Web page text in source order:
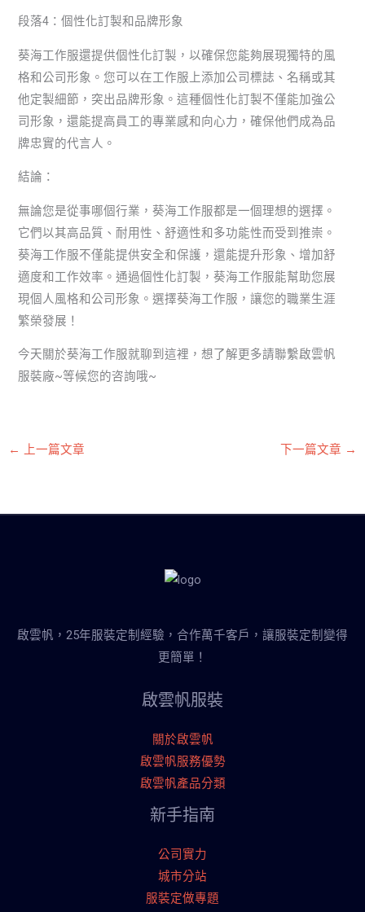
段落4：個性化訂製和品牌形象
葵海工作服還提供個性化訂製，以確保您能夠展現獨特的風
格和公司形象。您可以在工作服上添加公司標誌、名稱或其
他定製細節，突出品牌形象。這種個性化訂製不僅能加強公
司形象，還能提高員工的專業感和向心力，確保他們成為品
牌忠實的代言人。
結論：
無論您是從事哪個行業，葵海工作服都是一個理想的選擇。
它們以其高品質、耐用性、舒適性和多功能性而受到推崇。
葵海工作服不僅能提供安全和保護，還能提升形象、增加舒
適度和工作效率。通過個性化訂製，葵海工作服能幫助您展
現個人風格和公司形象。選擇葵海工作服，讓您的職業生涯
繁榮發展！
今天關於葵海工作服就聊到這裡，想了解更多請聯繫啟雲帆
服裝廠~等候您的咨詢哦~
← 上一篇文章 下一篇文章 →
啟雲帆，25年服裝定制經驗，合作萬千客戶，讓服裝定制變得
更簡單！
啟雲帆服裝
關於啟雲帆
啟雲帆服務優勢
啟雲帆產品分類
新手指南
公司實力
城市分站
服裝定做專題